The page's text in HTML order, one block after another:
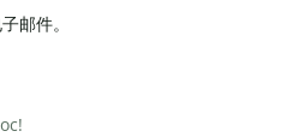
邮件。